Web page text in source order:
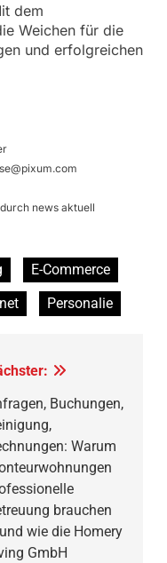
dem
Weichen für die
und erfolgreichen
news aktuell
E-Commerce
Personalie
Buchungen,
Warum
brauchen
wie die Homery
GmbH